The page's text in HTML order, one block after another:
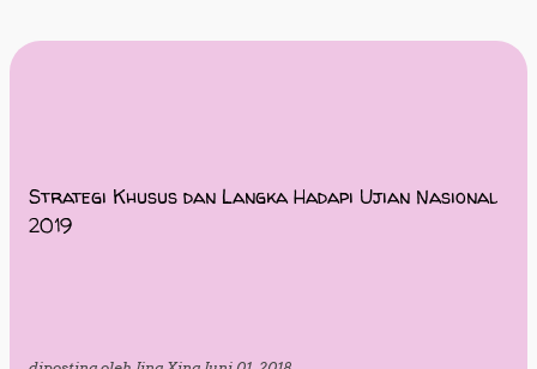
Strategi Khusus dan Langka Hadapi Ujian Nasional
2019